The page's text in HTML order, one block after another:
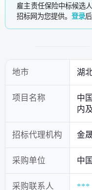
雇主责任保险中标候选
招标网为您提供。登录
地市 湖
项目名称
中
内
招标代理机构 金
采购单位 中
采购联系人 ***